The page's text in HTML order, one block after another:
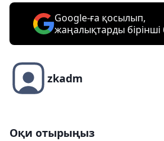
Google-ға қосылып,
жаңалықтарды
zkadm
Оқи отырыңыз